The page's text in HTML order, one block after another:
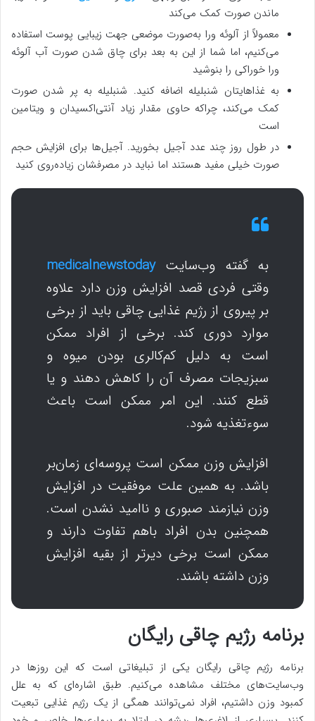
ماندن صورت کمک می‌کند
معمولاً از آلوئه ورا به‌صورت موضعی جهت زیبایی پوست استفاده
می‌کنیم، اما شما از این به بعد برای چاق شدن صورت آب آلوئه
ورا خوراکی را بنوشید
به غذاهایتان شنبلیله اضافه کنید. شنبلیله به پر شدن صورت
کمک می‌کند، چراکه حاوی مقدار زیاد آنتی‌اکسیدان و ویتامین
است
در طول روز چند عدد آجیل بخورید. آجیل‌ها برای افزایش حجم
صورت خیلی مفید هستند اما نباید در مصرفشان زیاده‌روی کنید
به گفته وب‌سایتmedicalnewstoday
وقتی فردی قصد افزایش وزن دارد علاوه
بر پیروی از رژیم غذایی چاقی باید از برخی
موارد دوری کند. برخی از افراد ممکن
است به دلیل کم‌کالری بودن میوه و
سبزیجات مصرف آن را کاهش دهند و یا
قطع کنند. این امر ممکن است باعث
سوء‌تغذیه شود.
افزایش وزن ممکن است پروسه‌ای زمان‌بر
باشد. به همین علت موفقیت در افزایش
وزن نیازمند صبوری و ناامید نشدن است.
همچنین بدن افراد باهم تفاوت دارند و
ممکن است برخی دیرتر از بقیه افزایش
وزن داشته باشند.
برنامه رژیم چاقی رایگان
برنامه رژیم چاقی رایگان یکی از تبلیغاتی است که این روزها در
وب‌سایت‌های مختلف مشاهده می‌کنیم. طبق اشاره‌ای که به علل
کمبود وزن داشتیم، افراد نمی‌توانند همگی از یک رژیم غذایی تبعیت